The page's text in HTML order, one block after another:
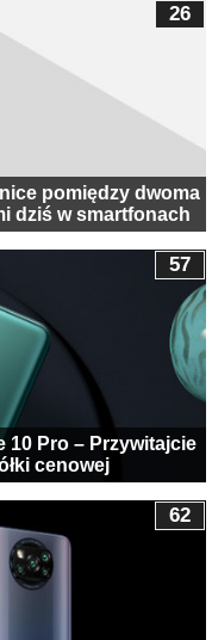
pomiędzy dwoma
dziś w smartfonach
26
10 Pro – Przywitajcie
cenowej
57
62